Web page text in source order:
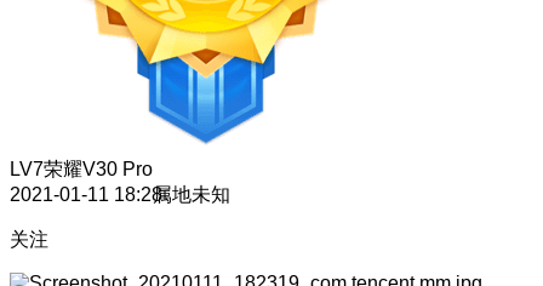
LV7荣耀V30 Pro
2021-01-11 18:28属地未知
关注